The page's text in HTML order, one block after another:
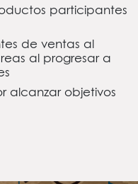
participantes
de ventas al
al progresar a
alcanzar objetivos